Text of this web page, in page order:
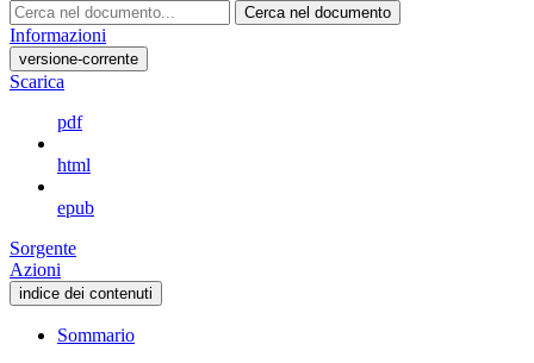
Cerca nel documento
Informazioni
versione-corrente
Scarica
pdf
html
epub
Sorgente
Azioni
indice dei contenuti
Sommario